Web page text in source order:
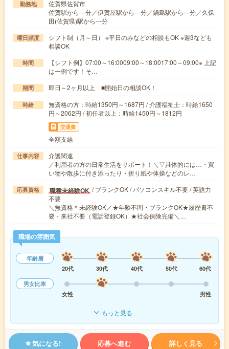
勤務地
佐賀県佐賀市
佐賀駅から---分／伊賀屋駅から---分／鍋島駅から---分／久保
田(佐賀県)駅から---分
曜日頻度
シフト制（月～日） ※平日のみなどの相談もOK ※週3なども
相談OK
時間
【シフト例】07:00～16:0009:00～18:0017:00～09:00※ 上記
は一例です！そ…
期間 即日～2ヶ月以上 ■開始日の相談OK！
時給
無資格の方：時給1350円～1687円 / 介護福祉士：時給1650
円～2062円 / 初任者以上：時給1450円～1812円
交通費
全額支給
仕事内容
介護関連
／利用者の方の日常生活をサポート！＼▽具体的には…・買
い物や散歩に付き添ったり・折り紙や体操などのレ…
応募資格 職種未経験OK / ブランクOK / パソコンスキル不要 / 英語力
不要
＼無資格＊未経験OK／★年齢不問・ブランクOK★履歴書不
要・来社不要（電話登録OK）★社会保険完備＼…
職場の雰囲気
年齢層
20代
30代 40代 50代
60代
男女比率
女性
男性
もっと見る
気になる! 応募へ進む 詳しく見る